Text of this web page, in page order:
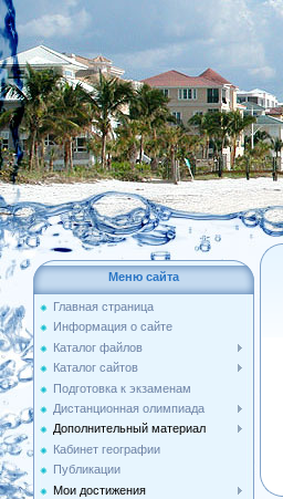
Меню сайта
Главная страница
Информация о сайте
Каталог файлов
Каталог сайтов
Подготовка к экзаменам
Дистанционная олимпиада
Дополнительный материал
Кабинет географии
Публикации
Мои достижения